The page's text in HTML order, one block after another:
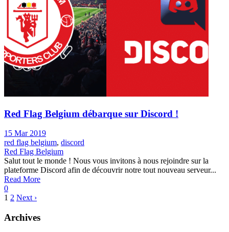
Red Flag Belgium débarque sur Discord !
15 Mar 2019
red flag belgium, discord
Red Flag Belgium
Salut tout le monde ! Nous vous invitons à nous rejoindre sur la
plateforme Discord afin de découvrir notre tout nouveau serveur...
Read More
0
1 2 Next ›
Archives